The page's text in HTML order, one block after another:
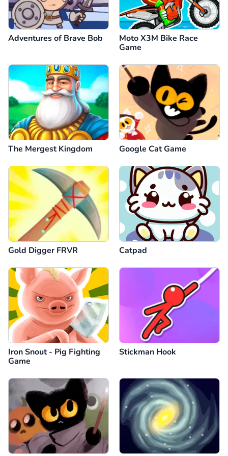
Adventures of Brave Bob
Moto X3M Bike Race
Game
The Mergest Kingdom Google Cat Game
Gold Digger FRVR Catpad
Iron Snout - Pig Fighting
Game
Stickman Hook